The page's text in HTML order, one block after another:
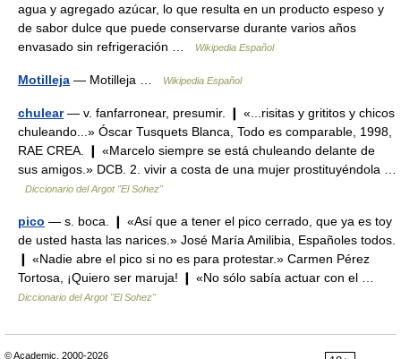
agua y agregado azúcar, lo que resulta en un producto espeso y
de sabor dulce que puede conservarse durante varios años
envasado sin refrigeración …
Wikipedia Español
Motilleja — Motilleja … Wikipedia Español
chulear— v. fanfarronear, presumir. ❙ «...risitas y grititos y chicos
chuleando...» Óscar Tusquets Blanca, Todo es comparable, 1998,
RAE CREA. ❙ «Marcelo siempre se está chuleando delante de
sus amigos.» DCB. 2. vivir a costa de una mujer prostituyéndola …
Diccionario del Argot "El Sohez"
pico — s. boca. ❙ «Así que a tener el pico cerrado, que ya es toy
de usted hasta las narices.» José María Amilibia, Españoles todos.
❙ «Nadie abre el pico si no es para protestar.» Carmen Pérez
Tortosa, ¡Quiero ser maruja! ❙ «No sólo sabía actuar con el …
Diccionario del Argot "El Sohez"
© Academic, 2000-2026